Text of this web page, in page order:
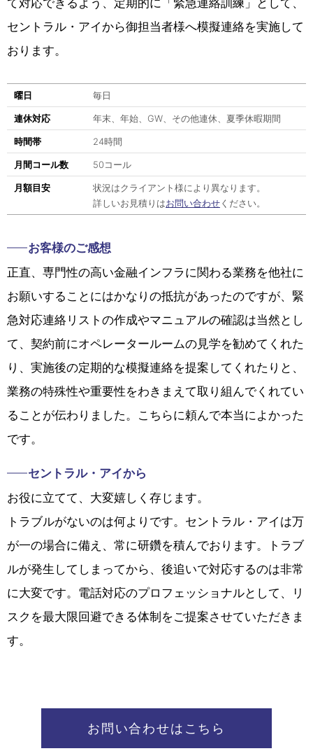
セントラル・アイから御担当者様へ模擬連絡を実施して
おります。
曜日 毎日
連休対応 年末、年始、GW、その他連休、夏季休暇期間
時間帯 24時間
月間コール数 50コール
月額目安
状況はクライアント様により異なります。
詳しいお見積りはお問い合わせください。
お客様のご感想
正直、専門性の高い金融インフラに関わる業務を他社に
お願いすることにはかなりの抵抗があったのですが、緊
急対応連絡リストの作成やマニュアルの確認は当然とし
て、契約前にオペレータールームの見学を勧めてくれた
り、実施後の定期的な模擬連絡を提案してくれたりと、
業務の特殊性や重要性をわきまえて取り組んでくれてい
ることが伝わりました。こちらに頼んで本当によかった
です。
セントラル・アイから
お役に立てて、大変嬉しく存じます。
トラブルがないのは何よりです。セントラル・アイは万
が一の場合に備え、常に研鑽を積んでおります。トラブ
ルが発生してしまってから、後追いで対応するのは非常
に大変です。電話対応のプロフェッショナルとして、リ
スクを最大限回避できる体制をご提案させていただきま
す。
お問い合わせはこちら